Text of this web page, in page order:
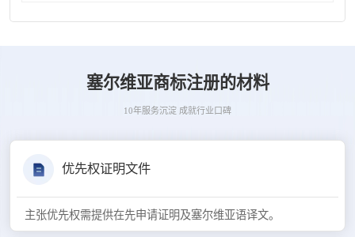
塞尔维亚商标注册的材料
10年服务沉淀 成就行业口碑
优先权证明文件
主张优先权需提供在先申请证明及塞尔维亚语译文。